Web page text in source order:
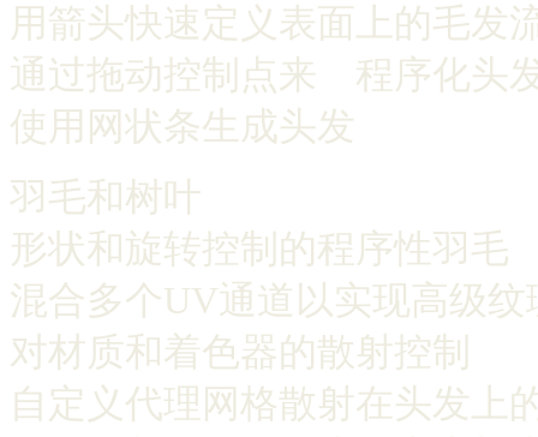
用箭头快速定义表面上的毛发
通过拖动控制点来 程序化头
使用网状条生成头发
羽毛和树叶
形状和旋转控制的程序性羽毛
混合多个UV通道以实现高级纹
对材质和着色器的散射控制
自定义代理网格散射在头发上